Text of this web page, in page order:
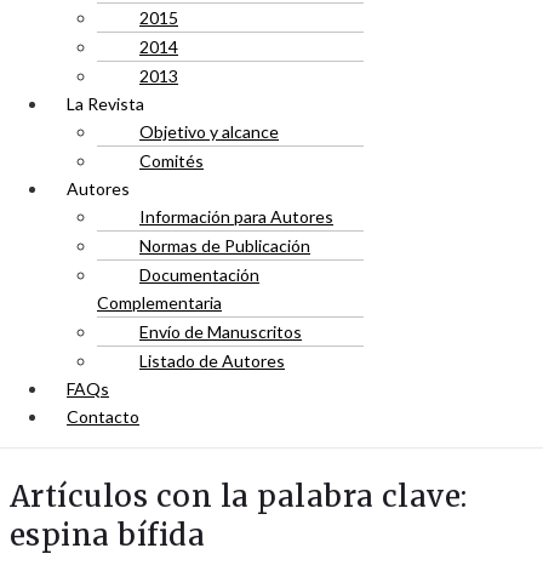
2015
2014
2013
La Revista
Objetivo y alcance
Comités
Autores
Información para Autores
Normas de Publicación
Documentación
Complementaria
Envío de Manuscritos
Listado de Autores
FAQs
Contacto
Artículos con la palabra clave:
espina bífida